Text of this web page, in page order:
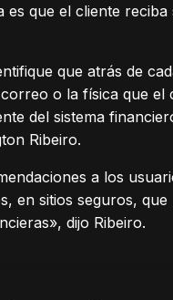
que el cliente
que atrás de
o la física que el
del sistema
Ribeiro.
a los
en sitios seguros, que
dijo Ribeiro.